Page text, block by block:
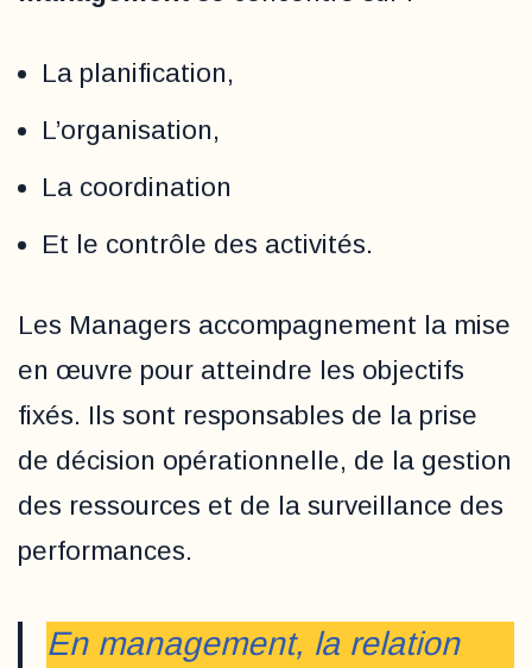
La planification,
L’organisation,
La coordination
Et le contrôle des activités.
Les Managers accompagnement la mise
en œuvre pour atteindre les objectifs
fixés. Ils sont responsables de la prise
de décision opérationnelle, de la gestion
des ressources et de la surveillance des
performances.
En management, la relation